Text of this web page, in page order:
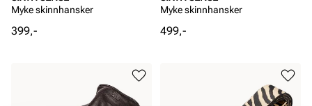
Myke skinnhansker
Pris
399,-
Myke skinnhansker
Pris
499,-